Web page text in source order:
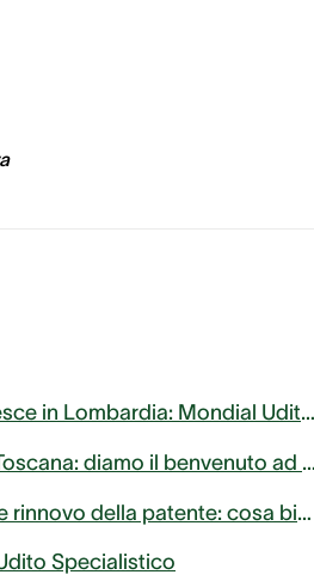
AudioNova cresce in Lombardia: Mondial Udito entra a far parte del nostro gruppo!
AudioNova in Toscana: diamo il benvenuto ad
Test dell'udito e rinnovo della patente: cosa bisogna sapere
Specialistico